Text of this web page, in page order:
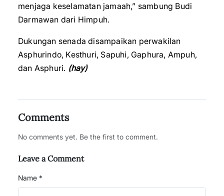
menjaga keselamatan jamaah,” sambung Budi
Darmawan dari Himpuh.
Dukungan senada disampaikan perwakilan
Asphurindo, Kesthuri, Sapuhi, Gaphura, Ampuh,
dan Asphuri. (hay)
Comments
No comments yet. Be the first to comment.
Leave a Comment
Name *